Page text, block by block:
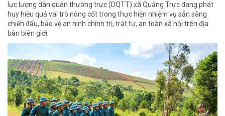
lực lượng dân quân thường trực (DQTT) xã Quảng Trực đang phát
huy hiệu quả vai trò nòng cốt trong thực hiện nhiệm vụ sẵn sàng
chiến đấu, bảo vệ an ninh chính trị, trật tự, an toàn xã hội trên địa
bàn biên giới.